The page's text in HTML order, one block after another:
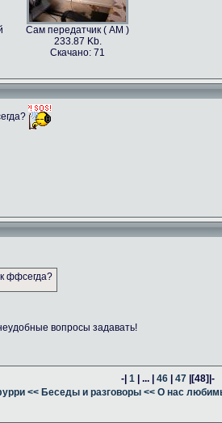
Сам передатчик ( АМ )
233.87 Kb.
Скачано: 71
ффсегда?
вопросы задавать!
-| 1 | ... | 46 | 47 |[48]|-
<< Беседы и разговоры << О нас